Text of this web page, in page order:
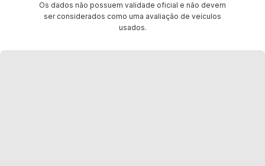
Os dados não possuem validade oficial e não devem
ser considerados como uma avaliação de veículos
usados.